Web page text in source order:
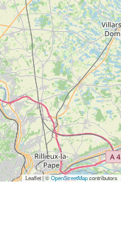
Leaflet | ©OpenStreetMapcontributors